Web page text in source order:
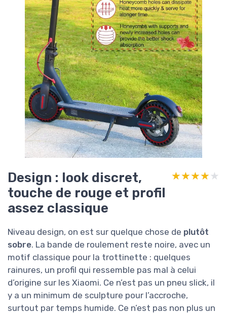
Design : look discret,
touche de rouge et profil
assez classique
★★★★★
★★★★★
Niveau design, on est sur quelque chose de plutôt
sobre. La bande de roulement reste noire, avec un
motif classique pour la trottinette : quelques
rainures, un profil qui ressemble pas mal à celui
d’origine sur les Xiaomi. Ce n’est pas un pneu slick, il
y a un minimum de sculpture pour l’accroche,
surtout par temps humide. Ce n’est pas non plus un